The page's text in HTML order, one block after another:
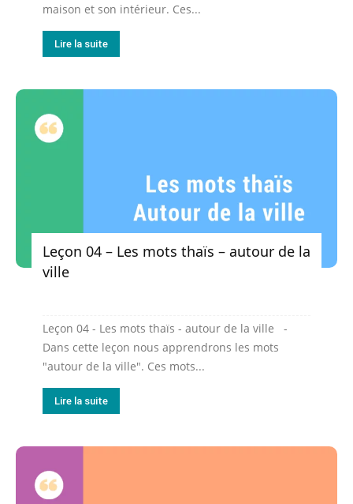
maison et son intérieur. Ces...
Lire la suite
Leçon 04 – Les mots thaïs – autour de la
ville
Leçon 04 - Les mots thaïs - autour de la ville -
Dans cette leçon nous apprendrons les mots
"autour de la ville". Ces mots...
Lire la suite